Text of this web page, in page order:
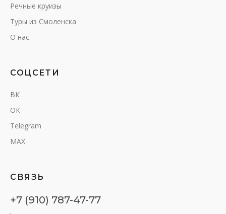
Речные круизы
Туры из Смоленска
О нас
СОЦСЕТИ
ВК
ОК
Telegram
MAX
СВЯЗЬ
+7 (910) 787-47-77